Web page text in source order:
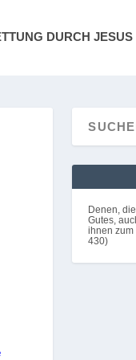
DURCH JESUS
Denen,
Gutes,
ihnen zum
430)